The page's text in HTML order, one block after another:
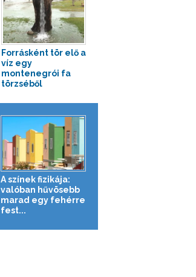
Forrásként tör elő a
víz egy
montenegrói fa
törzséből
A színek fizikája:
valóban hűvösebb
marad egy fehérre
fest...